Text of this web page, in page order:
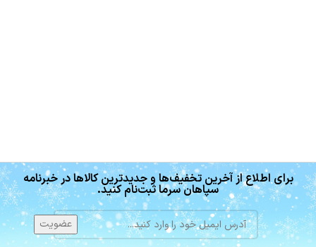
برای اطلاع از آخرین تخفیف‌ها و جدیدترین کالاها در خبرنامه
سپاهان سرما ثبت‌نام کنید.